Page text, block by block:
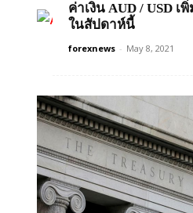
ค่าเงิน AUD / USD เ
ในสัปดาห์นี้
forexnews - May 8, 2021